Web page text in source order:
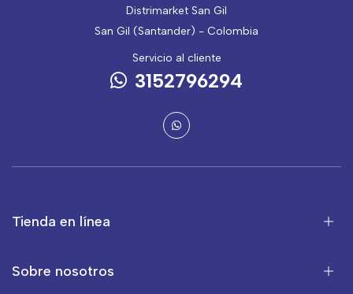
Distrimarket San Gil
San Gil (Santander) - Colombia
Servicio al cliente
3152796294
Tienda en línea
Sobre nosotros